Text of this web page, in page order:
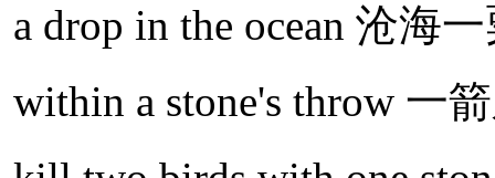
a drop in the ocean 沧海
within a stone's throw 一